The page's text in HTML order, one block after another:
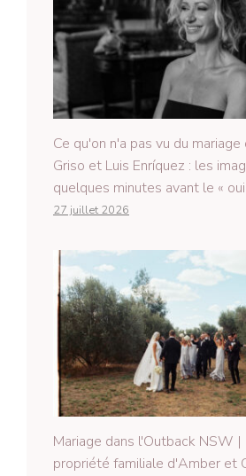
Ce qu'on n'a pas vu du mariage
Griso et Luis Enríquez : les
quelques minutes avant le «
27 juillet 2026
Mariage dans l'Outback NSW |
propriété familiale d'Amber et